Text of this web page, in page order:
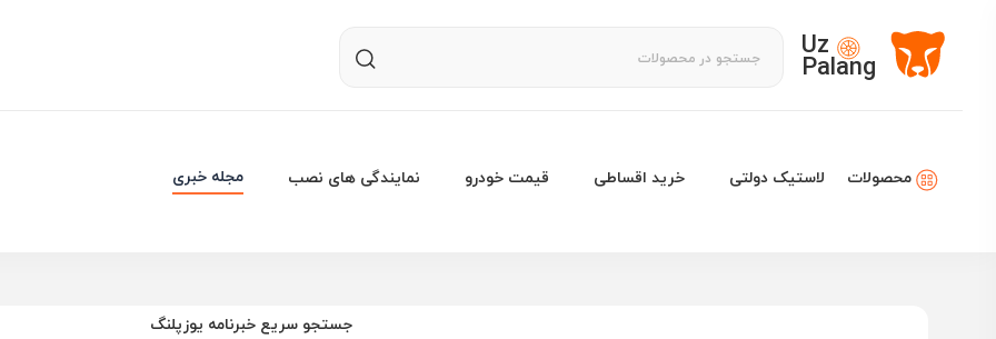
Uz
Palang
محصولات لاستیک دولتی خرید اقساطی قیمت خودرو نمایندگی های نصب مجله خبری
جستجو سریع خبرنامه یوزپلنگ